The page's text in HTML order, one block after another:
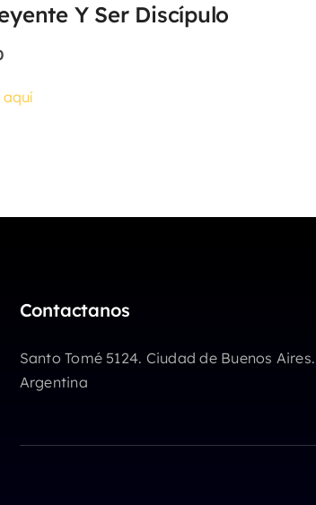
Y Ser Discípulo
Contactanos
Santo Tomé 5124. Ciudad de Buenos Aires.
Argentina